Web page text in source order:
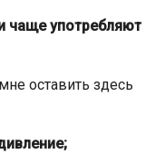
чаще употребляют
оставить здесь